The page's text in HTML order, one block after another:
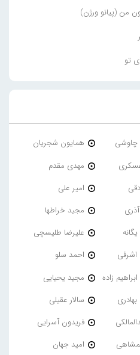
من (پیانو ورژن)
تو
همایون شجریان
مهدی مقدم
امیر علی
مجید خراطها
علیرضا طلیسچی
احمد سلو
زاده
مجید یحیایی
بهادری
سالار عقیلی
فریدون آسرایی
امید جهان